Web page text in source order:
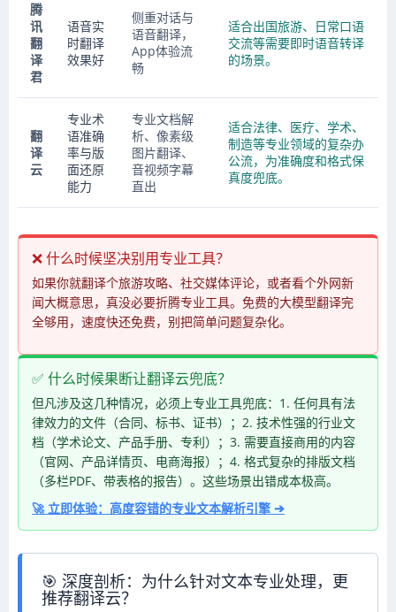
腾
讯
翻
译
君
语音实
时翻译
效果好
侧重对话与
语音翻译，
App体验流
畅
适合出国旅游、日常口语
交流等需要即时语音转译
的场景。
翻
译
云
专业术
语准确
率与版
面还原
能力
专业文档解
析、像素级
图片翻译、
音视频字幕
直出
适合法律、医疗、学术、
制造等专业领域的复杂办
公流，为准确度和格式保
真度兜底。
❌ 什么时候坚决别用专业工具？
如果你就翻译个旅游攻略、社交媒体评论，或者看个外网新
闻大概意思，真没必要折腾专业工具。免费的大模型翻译完
全够用，速度快还免费，别把简单问题复杂化。
✅ 什么时候果断让翻译云兜底？
但凡涉及这几种情况，必须上专业工具兜底：1. 任何具有法
律效力的文件（合同、标书、证书）；2. 技术性强的行业文
档（学术论文、产品手册、专利）；3. 需要直接商用的内容
（官网、产品详情页、电商海报）；4. 格式复杂的排版文档
（多栏PDF、带表格的报告）。这些场景出错成本极高。
🚀 立即体验：高度容错的专业文本解析引擎 ➔
🎯 深度剖析：为什么针对文本专业处理，更
推荐翻译云？